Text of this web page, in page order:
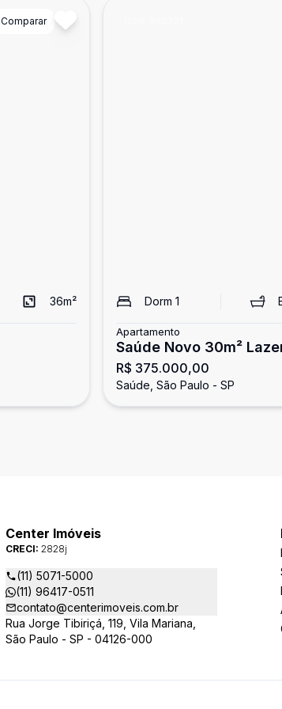
Comparar
36m² Dorm 1
Apartamento
Saúde Novo 30m²
R$ 375.000,00
Saúde, São Paulo - SP
Center Imóveis
CRECI: 2828j
(11) 5071-5000
(11) 96417-0511
contato@centerimoveis.com.br
Rua Jorge Tibiriçá, 119, Vila Mariana,
São Paulo - SP - 04126-000